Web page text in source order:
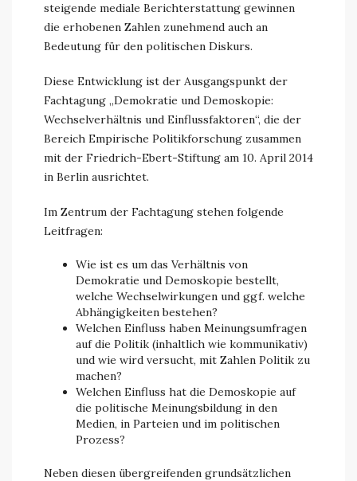
steigende mediale Berichterstattung gewinnen
die erhobenen Zahlen zunehmend auch an
Bedeutung für den politischen Diskurs.
Diese Entwicklung ist der Ausgangspunkt der
Fachtagung „Demokratie und Demoskopie:
Wechselverhältnis und Einflussfaktoren“, die der
Bereich Empirische Politikforschung zusammen
mit der Friedrich-Ebert-Stiftung am 10. April 2014
in Berlin ausrichtet.
Im Zentrum der Fachtagung stehen folgende
Leitfragen:
Wie ist es um das Verhältnis von
Demokratie und Demoskopie bestellt,
welche Wechselwirkungen und ggf. welche
Abhängigkeiten bestehen?
Welchen Einfluss haben Meinungsumfragen
auf die Politik (inhaltlich wie kommunikativ)
und wie wird versucht, mit Zahlen Politik zu
machen?
Welchen Einfluss hat die Demoskopie auf
die politische Meinungsbildung in den
Medien, in Parteien und im politischen
Prozess?
Neben diesen übergreifenden grundsätzlichen